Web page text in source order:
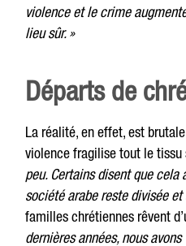
violence et le crime
lieu sûr. »
Départs de
La réalité, en effet, est
violence fragilise tout le tissu
peu. Certains disent que
société arabe reste divisée et
familles chrétiennes rêvent
dernières années, nous